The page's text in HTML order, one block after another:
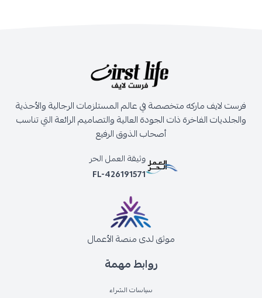
روابط مهمة
سياسات الشراء
فرست لايف ماركه متخصصة في عالم المستلزمات الرجالية والأحذية
والجلديات الفاخرة ذات الجودة العالية والتصاميم الرائعة التي تناسب
أصحاب الذوق الرفيع
وثيقة العمل الحر
FL-426191571
موثق لدى منصة الأعمال